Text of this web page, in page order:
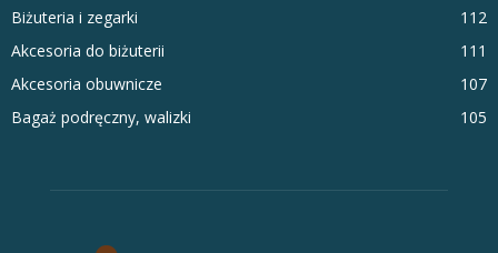
Biżuteria i zegarki
112
Akcesoria do biżuterii
111
Akcesoria obuwnicze
107
Bagaż podręczny, walizki
105